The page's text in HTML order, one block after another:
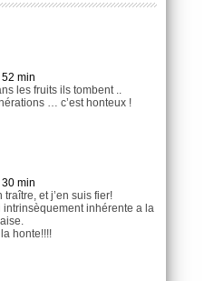
min
les fruits ils tombent ..
… c’est honteux !
min
et j’en suis fier!
intrinsèquement inhérente a la
honte!!!!